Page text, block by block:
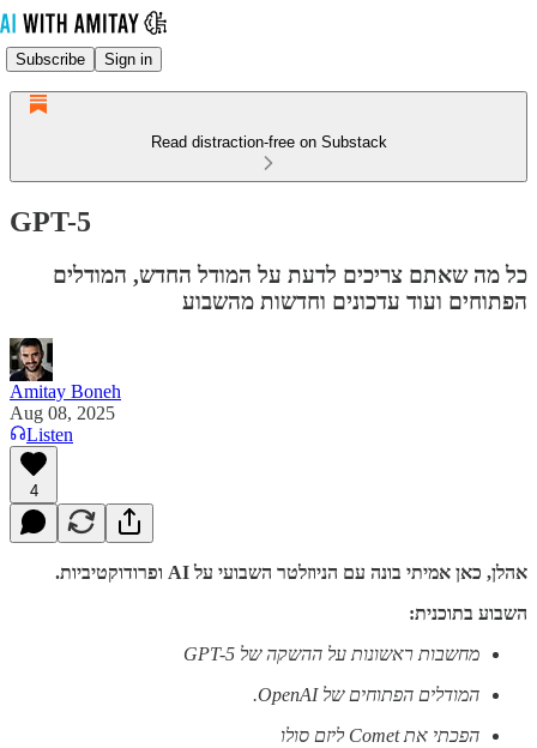
Subscribe Sign in
Read distraction-free on Substack
GPT-5
כל מה שאתם צריכים לדעת על המודל החדש, המודלים
הפתוחים ועוד עדכונים וחדשות מהשבוע
Amitay Boneh
Aug 08, 2025
Listen
4
אהלן, כאן אמיתי בונה עם הניוזלטר השבועי על AI ופרודוקטיביות.
השבוע בתוכנית:
מחשבות ראשונות על ההשקה של GPT-5
המודלים הפתוחים של OpenAI.
הפכתי את Comet ליזם סולו